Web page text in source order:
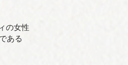
の女性
ある